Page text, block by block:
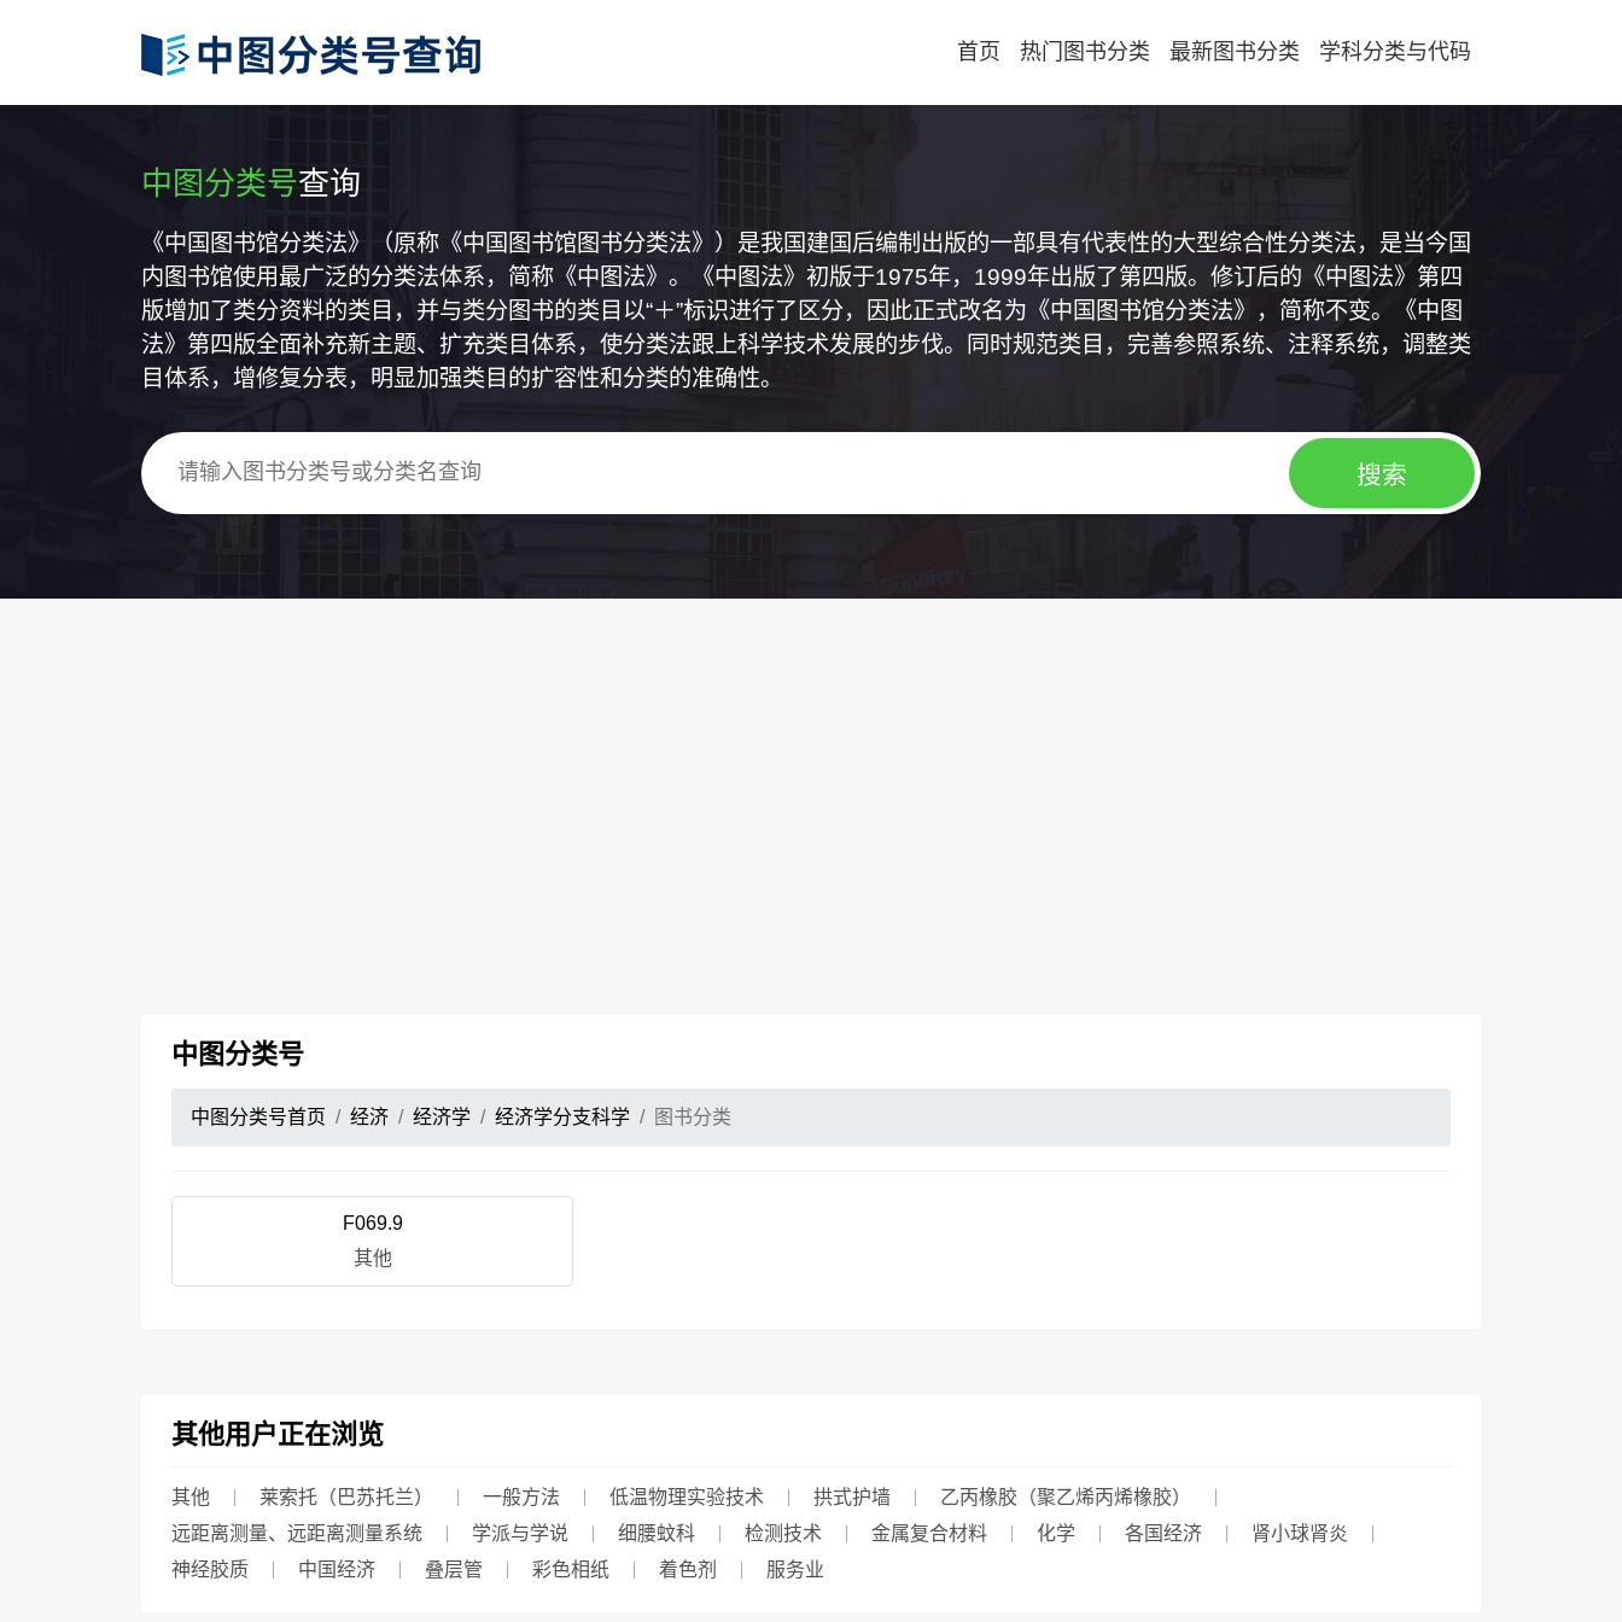
首页 热门图书分类 最新图书分类 学科分类与代码
中图分类号查询
《中国图书馆分类法》（原称《中国图书馆图书分类法》）是我国建国后编制出版的一部具有代表性的大型综合性分类法，是当今国
内图书馆使用最广泛的分类法体系，简称《中图法》。《中图法》初版于1975年，1999年出版了第四版。修订后的《中图法》第四
版增加了类分资料的类目，并与类分图书的类目以“＋”标识进行了区分，因此正式改名为《中国图书馆分类法》，简称不变。《中图
法》第四版全面补充新主题、扩充类目体系，使分类法跟上科学技术发展的步伐。同时规范类目，完善参照系统、注释系统，调整类
目体系，增修复分表，明显加强类目的扩容性和分类的准确性。
中图分类号
中图分类号首页 经济 经济学 经济学分支科学 图书分类
F069.9
其他
其他用户正在浏览
其他 莱索托（巴苏托兰） 一般方法 低温物理实验技术 拱式护墙
乙丙橡胶（聚乙烯丙烯橡胶）
远距离测量、远距离测量系统
学派与学说 细腰蚊科 检测技术 金属复合材料 化学 各国经济
肾小球肾炎
神经胶质
中国经济 叠层管 彩色相纸 着色剂 服务业